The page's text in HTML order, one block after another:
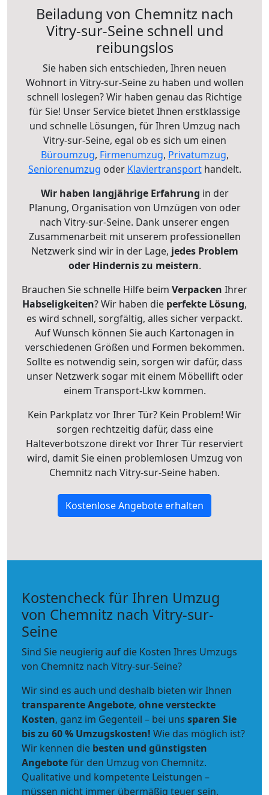
Beiladung von Chemnitz nach
Vitry-sur-Seine schnell und
reibungslos
Sie haben sich entschieden, Ihren neuen
Wohnort in Vitry-sur-Seine zu haben und wollen
schnell loslegen? Wir haben genau das Richtige
für Sie! Unser Service bietet Ihnen erstklassige
und schnelle Lösungen, für Ihren Umzug nach
Vitry-sur-Seine, egal ob es sich um einen
Büroumzug, Firmenumzug, Privatumzug,
Seniorenumzug oder Klaviertransporthandelt.
Wir haben langjährige Erfahrung in der
Planung, Organisation von Umzügen von oder
nach Vitry-sur-Seine. Dank unserer engen
Zusammenarbeit mit unserem professionellen
Netzwerk sind wir in der Lage, jedes Problem
oder Hindernis zu meistern.
Brauchen Sie schnelle Hilfe beim Verpacken Ihrer
Habseligkeiten? Wir haben die perfekte Lösung,
es wird schnell, sorgfältig, alles sicher verpackt.
Auf Wunsch können Sie auch Kartonagen in
verschiedenen Größen und Formen bekommen.
Sollte es notwendig sein, sorgen wir dafür, dass
unser Netzwerk sogar mit einem Möbellift oder
einem Transport-Lkw kommen.
Kein Parkplatz vor Ihrer Tür? Kein Problem! Wir
sorgen rechtzeitig dafür, dass eine
Halteverbotszone direkt vor Ihrer Tür reserviert
wird, damit Sie einen problemlosen Umzug von
Chemnitz nach Vitry-sur-Seine haben.
Kostenlose Angebote erhalten
Kostencheck für Ihren Umzug
von Chemnitz nach Vitry-sur-
Seine
Sind Sie neugierig auf die Kosten Ihres Umzugs
von Chemnitz nach Vitry-sur-Seine?
Wir sind es auch und deshalb bieten wir Ihnen
transparente Angebote, ohne versteckte
Kosten, ganz im Gegenteil – bei uns sparen Sie
bis zu 60 % Umzugskosten! Wie das möglich ist?
Wir kennen die besten und günstigsten
Angebotefür den Umzug von Chemnitz.
Qualitative und kompetente Leistungen –
müssen nicht immer übermäßig teuer sein.